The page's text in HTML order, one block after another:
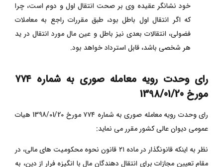
خود نشانگر عقیده وی بر صحت انتقال اول و دوم است، چرا
که اگر انتقال اول باطل ‌بود، طبق مقررات راجع به معاملات
فضولی، انتقالات بعدی نیز باطل و عین مال مورد انتقال در ید
هر شخصی باشد، قابل استرداد خواهد بود.
رای وحدت رویه معامله صوری به شماره ۷۷۴
مورخ 1398/01/20
رای وحدت رویه معامله صوری به شماره ۷۷۴ مورخ 1398/01/20 هیات
عمومی دیوان عالی کشور مقرر می نماید:
نظر به اینکه قانونگذار در ماده ۲۱ قانون نحوه محکومیت های مالی، در
مقام تعیین مجازات برای انتقال دهندگان مال با انگیزه فرار از دین، به